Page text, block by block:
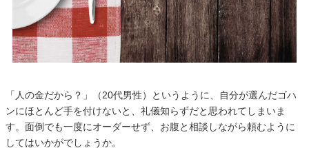
「人の金だから？」（20代男性）というように、自分が選んだゴハ
ンにほとんど手を付けないと、礼儀知らずだと思われてしまいま
す。面倒でも一度にオーダーせず、お腹と相談しながら頼むように
してはいかがでしょうか。